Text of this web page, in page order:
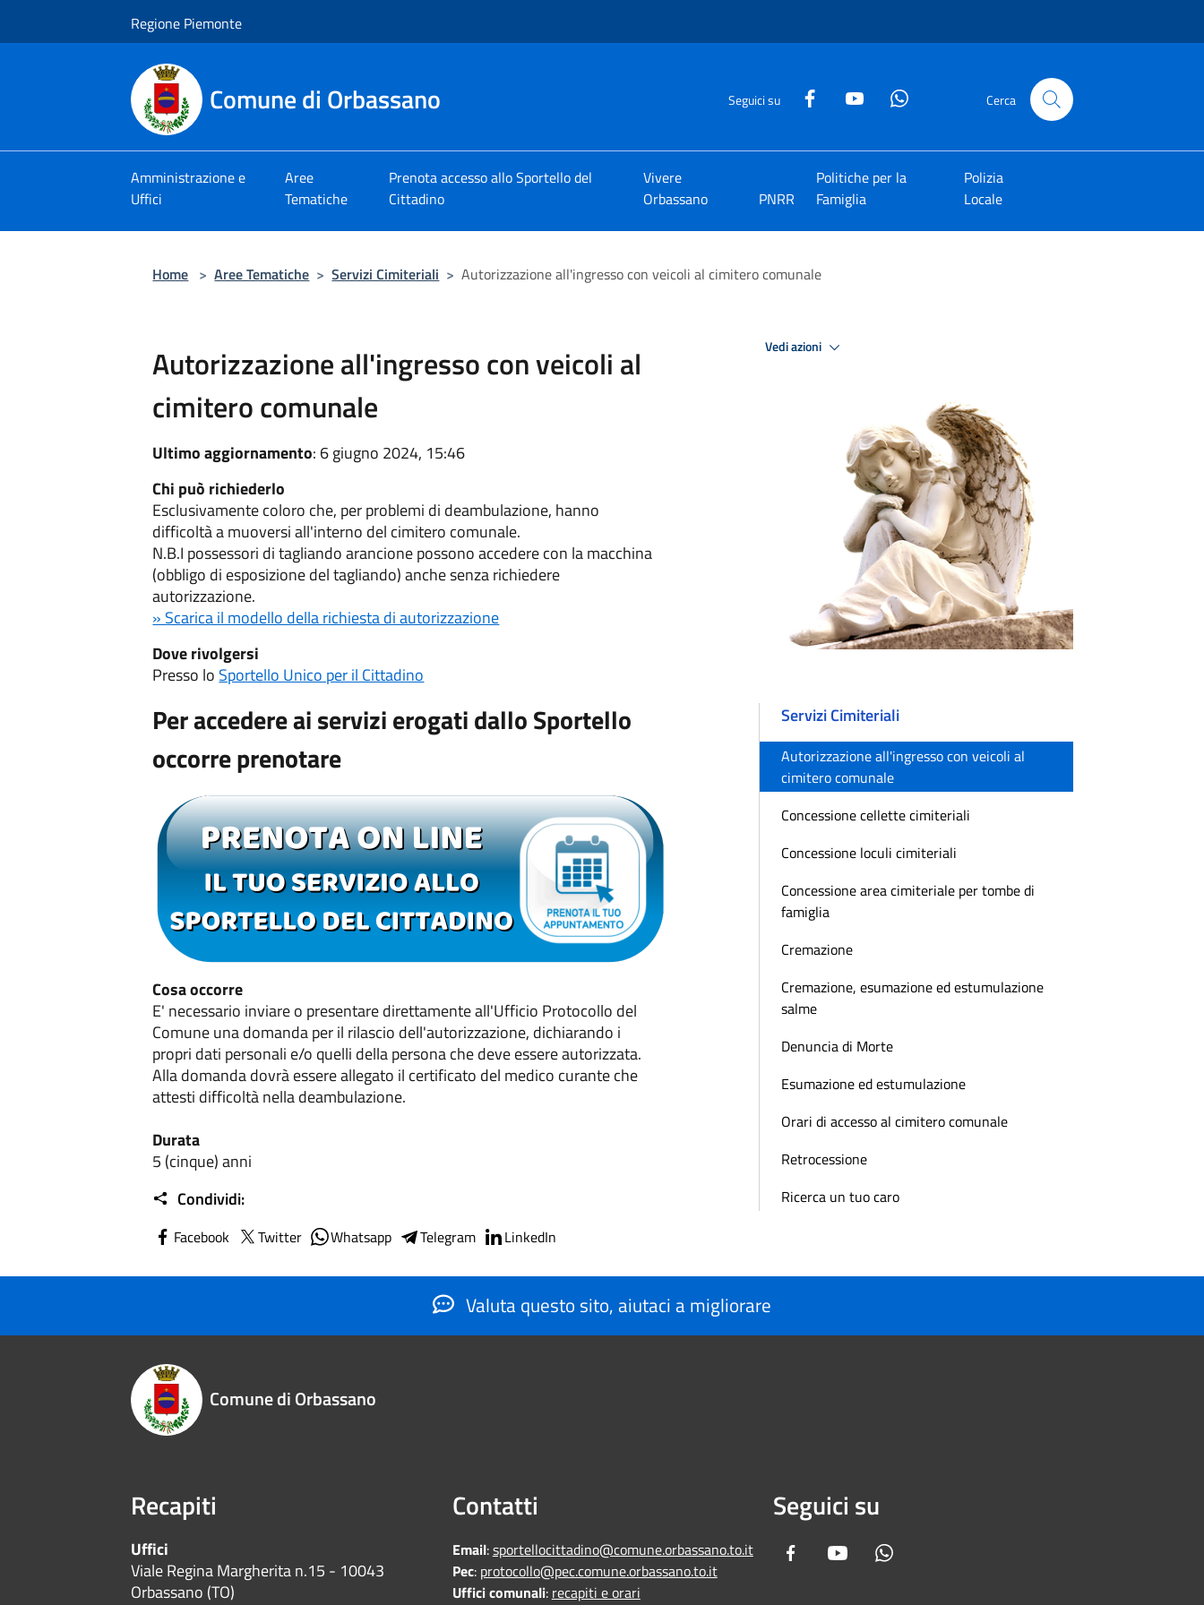
Regione Piemonte
Comune di Orbassano Seguici su Cerca
Amministrazione e
Uffici
Aree
Tematiche
Prenota accesso allo Sportello del
Cittadino
Vivere
Orbassano
PNRR
Politiche per la
Famiglia
Polizia
Locale
Home > Aree Tematiche > Servizi Cimiteriali > Autorizzazione all'ingresso con veicoli al cimitero comunale
Autorizzazione all'ingresso con veicoli al
cimitero comunale
Ultimo aggiornamento: 6 giugno 2024, 15:46
Chi può richiederlo
Esclusivamente coloro che, per problemi di deambulazione, hanno
difficoltà a muoversi all'interno del cimitero comunale.
N.B.I possessori di tagliando arancione possono accedere con la macchina
(obbligo di esposizione del tagliando) anche senza richiedere
autorizzazione.
» Scarica il modello della richiesta di autorizzazione
Dove rivolgersi
Presso lo Sportello Unico per il Cittadino
Per accedere ai servizi erogati dallo Sportello
occorre prenotare
Cosa occorre
E' necessario inviare o presentare direttamente all'Ufficio Protocollo del
Comune una domanda per il rilascio dell'autorizzazione, dichiarando i
propri dati personali e/o quelli della persona che deve essere autorizzata.
Alla domanda dovrà essere allegato il certificato del medico curante che
attesti difficoltà nella deambulazione.
Durata
5 (cinque) anni
Condividi:
Facebook Twitter Whatsapp Telegram LinkedIn
Vedi azioni
Servizi Cimiteriali
Autorizzazione all'ingresso con veicoli al
cimitero comunale
Concessione cellette cimiteriali
Concessione loculi cimiteriali
Concessione area cimiteriale per tombe di
famiglia
Cremazione
Cremazione, esumazione ed estumulazione
salme
Denuncia di Morte
Esumazione ed estumulazione
Orari di accesso al cimitero comunale
Retrocessione
Ricerca un tuo caro
Valuta questo sito, aiutaci a migliorare
Comune di Orbassano
Recapiti
Uffici
Viale Regina Margherita n.15 - 10043
Orbassano (TO)
Contatti
Email:sportellocittadino@comune.orbassano.to.it
Pec: protocollo@pec.comune.orbassano.to.it
Uffici comunali: recapiti e orari
Seguici su
Facebook Youtube